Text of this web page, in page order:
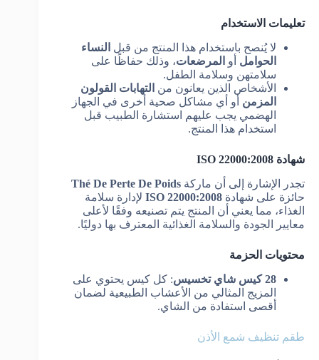
تعليمات الاستخدام
لا يُنصح باستخدام هذا المنتج من قبل النساء
الحوامل أو المرضعات، وذلك حفاظًا على
سلامتهن وسلامة الطفل.
الأشخاص الذين يعانون من التهابات القولون
المزمن أو أي مشاكل صحية أخرى في الجهاز
الهضمي يجب عليهم استشارة الطبيب قبل
استخدام هذا المنتج.
شهادة ISO 22000:2008
تجدر الإشارة إلى أن ماركة Thé De Perte De Poids
حائزة على شهادة ISO 22000:2008 لإدارة سلامة
الغذاء، مما يعني أن المنتج يتم تصنيعه وفقًا لأعلى
معايير الجودة والسلامة الغذائية المعترف بها دوليًا.
محتويات الحزمة
28 كيس شاي تخسيس
: كل كيس يحتوي على
المزيج المثالي من الأعشاب الطبيعية لضمان
أقصى استفادة من الشاي.
طقم تنظيف شمع الأذن